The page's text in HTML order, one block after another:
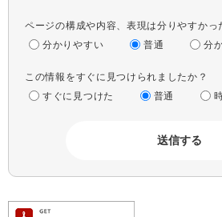
ページの構成や内容、表現は分りやすかっ
分かりやすい
普通 分
この情報をすぐに見つけられましたか？
すぐに見つけた
普通